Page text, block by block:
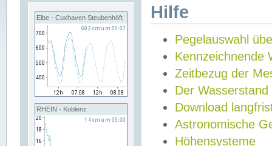
Elbe - Cuxhaven Steubenhöft
RHEIN - Koblenz
Hilfe
Pegelauswahl
Kennzeichnende
Zeitbezug der
Der Wasserstand
Download
Astronomische
Höhensysteme